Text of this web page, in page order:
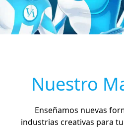
Nuestro
Enseñamos nuevas
industrias creativas para